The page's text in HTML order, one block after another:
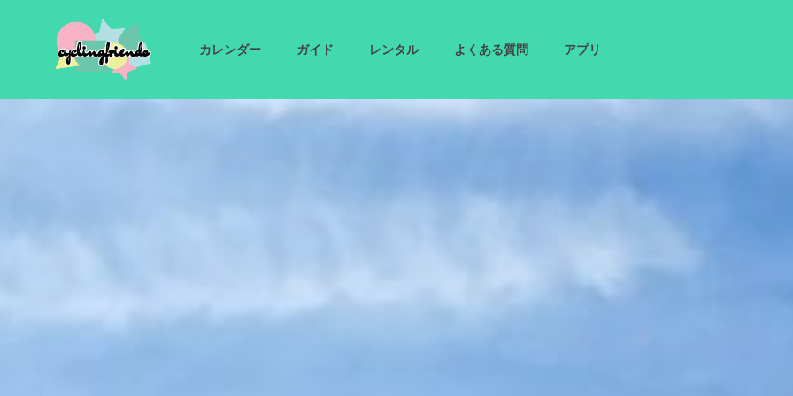
cyclingfriends カレンダー ガイド レンタル よくある質問 アプリ